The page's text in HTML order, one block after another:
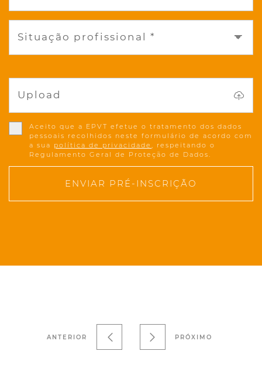
Situação profissional *
Upload
Aceito que a EPVT efetue o tratamento dos dados
pessoais recolhidos neste formulário de acordo com
a sua política de privacidade , respeitando o
Regulamento Geral de Proteção de Dados.
ENVIAR PRÉ-INSCRIÇÃO
ANTERIOR PRÓXIMO